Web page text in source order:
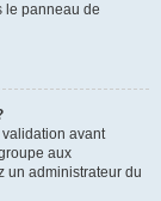
le panneau de
avant
aux
un administrateur du